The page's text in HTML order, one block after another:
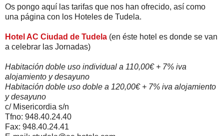
Os pongo aquí las tarifas que nos han ofrecido, así como
una página con los Hoteles de Tudela.
Hotel AC Ciudad de Tudela (en éste hotel es donde se van
a celebrar las Jornadas)
Habitación doble uso individual a 110,00€ + 7% iva
alojamiento y desayuno
Habitación doble uso doble a 120,00€ + 7% iva alojamiento
y desayuno
c/ Misericordia s/n
Tfno: 948.40.24.40
Fax: 948.40.24.41